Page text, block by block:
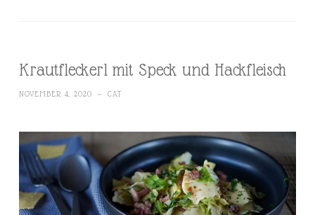
Krautfleckerl mit Speck und Hackfleisch
NOVEMBER 4, 2020 ~ CAT